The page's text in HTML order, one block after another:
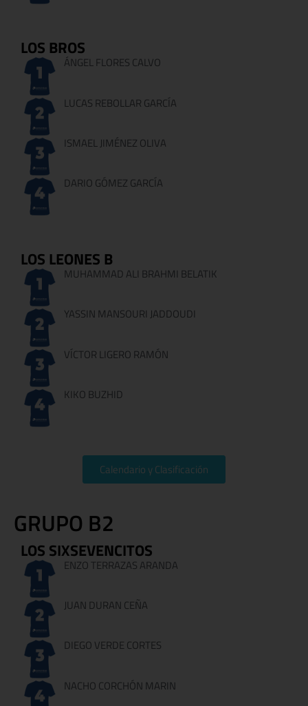
LOS BROS
ÁNGEL FLORES CALVO
LUCAS REBOLLAR GARCÍA
ISMAEL JIMÉNEZ OLIVA
DARIO GÓMEZ GARCÍA
LOS LEONES B
MUHAMMAD ALI BRAHMI BELATIK
YASSIN MANSOURI JADDOUDI
VÍCTOR LIGERO RAMÓN
KIKO BUZHID
Calendario y Clasificación
GRUPO B2
LOS SIXSEVENCITOS
ENZO TERRAZAS ARANDA
JUAN DURAN CEÑA
DIEGO VERDE CORTES
NACHO CORCHÓN MARIN